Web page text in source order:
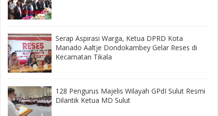
‎Serap Aspirasi Warga, Ketua DPRD Kota
Manado Aaltje Dondokambey Gelar Reses di
Kecamatan Tikala ‎
128 Pengurus Majelis Wilayah GPdI Sulut Resmi
Dilantik Ketua MD Sulut